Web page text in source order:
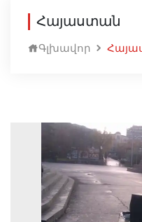
Հայաստան
Գլխավոր